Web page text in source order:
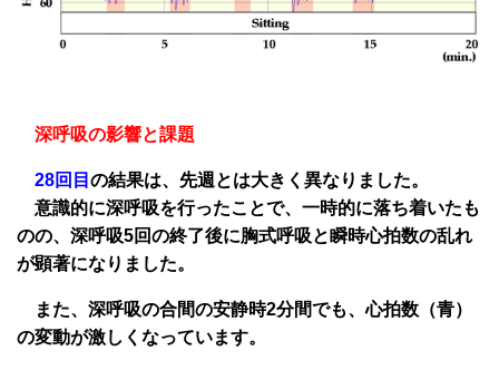
深呼吸の影響と課題
28回目 の結果は、先週とは大きく異なりました。
意識的に深呼吸を行ったことで、一時的に落ち着いたも
のの、深呼吸5回の終了後に胸式呼吸と瞬時心拍数の乱れ
が顕著になりました。
また、深呼吸の合間の安静時2分間でも、心拍数（青）
の変動が激しくなっています。